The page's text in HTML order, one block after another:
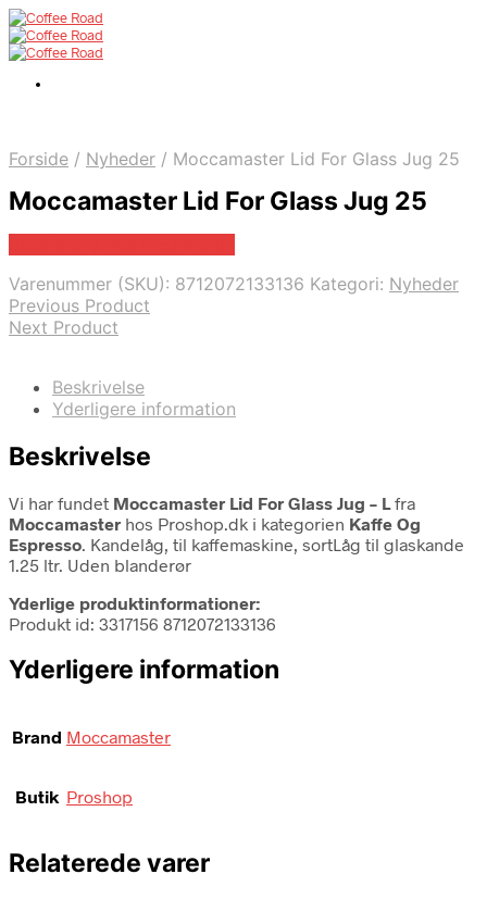
Forside / Nyheder / Moccamaster Lid For Glass Jug 25
Moccamaster Lid For Glass Jug 25
Varenummer (SKU): 8712072133136 Kategori: Nyheder
Previous Product
Next Product
Beskrivelse
Yderligere information
Beskrivelse
Vi har fundet Moccamaster Lid For Glass Jug – Lfra
Moccamaster hos Proshop.dk i kategorien Kaffe Og
Espresso. Kandelåg, til kaffemaskine, sortLåg til glaskande
1.25 ltr. Uden blanderør
Yderlige produktinformationer:
Produkt id: 3317156 8712072133136
Yderligere information
Brand Moccamaster
Butik Proshop
Relaterede varer